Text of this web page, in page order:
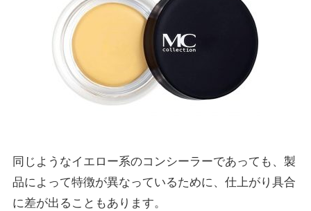
同じようなイエロー系のコンシーラーであっても、製
品によって特徴が異なっているために、仕上がり具合
に差が出ることもあります。